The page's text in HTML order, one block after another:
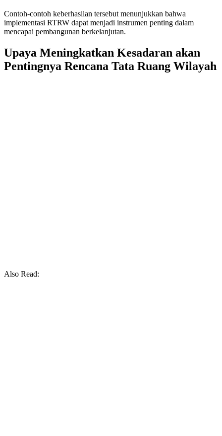
Contoh-contoh keberhasilan tersebut menunjukkan bahwa
implementasi RTRW dapat menjadi instrumen penting dalam
mencapai pembangunan berkelanjutan.
Upaya Meningkatkan Kesadaran akan
Pentingnya Rencana Tata Ruang Wilayah
Also Read: